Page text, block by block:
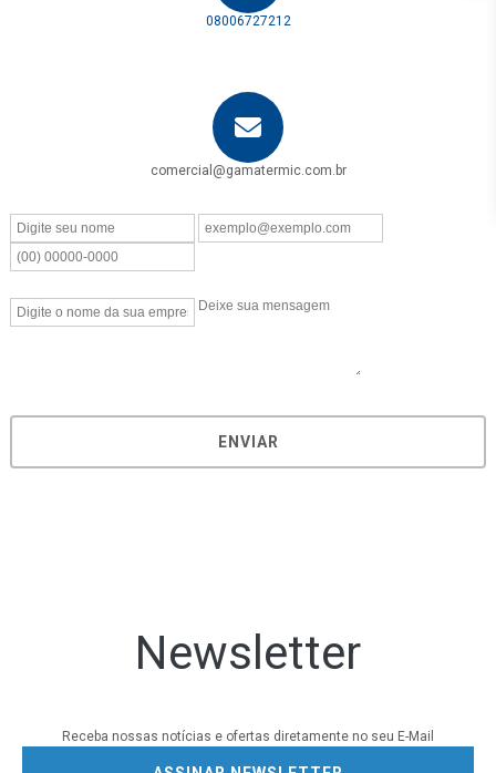
08006727212
comercial@gamatermic.com.br
ENVIAR
Newsletter
Receba nossas notícias e ofertas diretamente no seu E-Mail